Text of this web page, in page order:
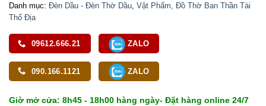
Danh mục: Đèn Dầu - Đèn Thờ Dầu Vật Phẩm, Đồ Thờ Ban Thần Tài
Thổ Địa
09612.666.21 ZALO
090.166.1121 ZALO
Giờ mở cửa: 8h45 - 18h00 hàng ngày- Đặt hàng online 24/7